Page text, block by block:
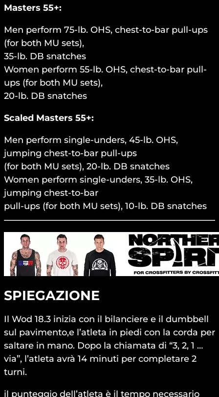
Masters 55+:
Men perform 75-lb. OHS, chest-to-bar pull-ups
(for both MU sets),
35-lb. DB snatches
Women perform 55-lb. OHS, chest-to-bar pull-
ups (for both MU sets),
20-lb. DB snatches
Scaled Masters 55+:
Men perform single-unders, 45-lb. OHS,
jumping chest-to-bar pull-ups
(for both MU sets), 20-lb. DB snatches
Women perform single-unders, 35-lb. OHS,
jumping chest-to-bar
pull-ups (for both MU sets), 10-lb. DB snatches
SPIEGAZIONE
Il Wod 18.3 inizia con il bilanciere e il dumbbell
sul pavimento,e l’atleta in piedi con la corda per
saltare in mano. Dopo la chiamata di “3, 2, 1 …
via”, l’atleta avrà 14 minuti per completare 2
turni.
il punteggio dell’atleta è il tempo necessario